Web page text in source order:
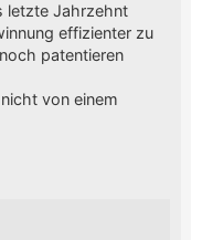
letzte Jahrzehnt
effizienter zu
patentieren
von einem